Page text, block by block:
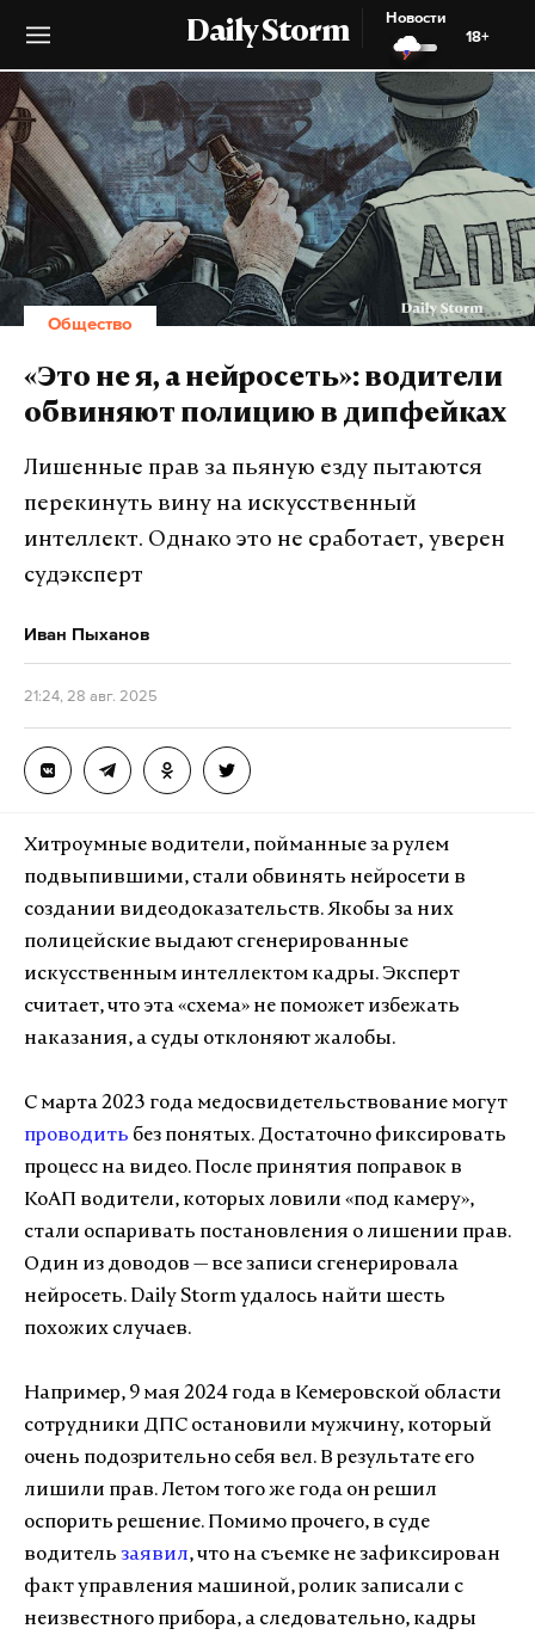
Daily Storm
Новости
18+
Общество
«Это не я, а нейросеть»: водители
обвиняют полицию в дипфейках
Лишенные прав за пьяную езду пытаются
перекинуть вину на искусственный
интеллект. Однако это не сработает, уверен
судэксперт
Иван Пыханов
21:24, 28 авг. 2025
Хитроумные водители, пойманные за рулем
подвыпившими, стали обвинять нейросети в
создании видеодоказательств. Якобы за них
полицейские выдают сгенерированные
искусственным интеллектом кадры. Эксперт
считает, что эта «схема» не поможет избежать
наказания, а суды отклоняют жалобы.
С марта 2023 года медосвидетельствование могут
проводить без понятых. Достаточно фиксировать
процесс на видео. После принятия поправок в
КоАП водители, которых ловили «под камеру»,
стали оспаривать постановления о лишении прав.
Один из доводов — все записи сгенерировала
нейросеть. Daily Storm удалось найти шесть
похожих случаев.
Например, 9 мая 2024 года в Кемеровской области
сотрудники ДПС остановили мужчину, который
очень подозрительно себя вел. В результате его
лишили прав. Летом того же года он решил
оспорить решение. Помимо прочего, в суде
водитель заявил, что на съемке не зафиксирован
факт управления машиной, ролик записали с
неизвестного прибора, а следовательно, кадры